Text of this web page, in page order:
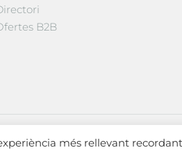
B2B
més rellevant